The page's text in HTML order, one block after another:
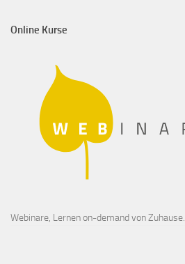
Online Kurse
Webinare, Lernen on-demand von Zuhause.